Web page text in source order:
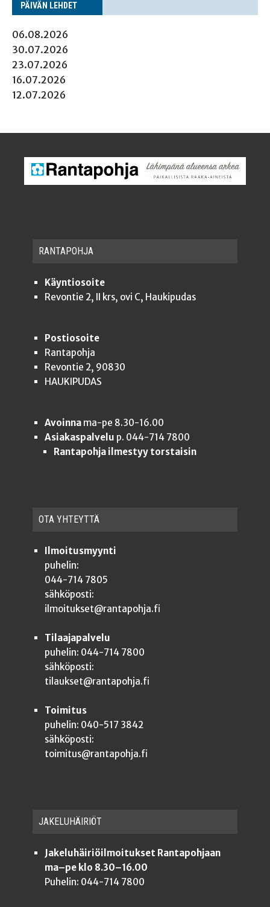
PÄI­VÄN LEHDET
06.08.2026
30.07.2026
23.07.2026
16.07.2026
12.07.2026
RAN­TA­POH­JA
Käyntiosoite
Revontie 2, II krs, ovi C, Haukipudas
Postiosoite
Rantapohja
Revontie 2, 90830
HAUKIPUDAS
Avoinnama-pe 8.30-16.00
Asiakaspalvelu p. 044-714 7800
Rantapohja ilmestyy torstaisin
OTA YHTEYT­TÄ
Ilmoitusmyynti
puhelin:
044-714 7805
sähköposti:
ilmoitukset@rantapohja.fi
Tilaajapalvelu
puhelin: 044-714 7800
sähköposti:
tilaukset@rantapohja.fi
Toimitus
puhelin: 040-517 3842
sähköposti:
toimitus@rantapohja.fi
JAKE­LU­HÄI­RIÖT
Jakeluhäiriöilmoitukset Rantapohjaan
ma–pe klo 8.30–16.00
Puhelin: 044-714 7800